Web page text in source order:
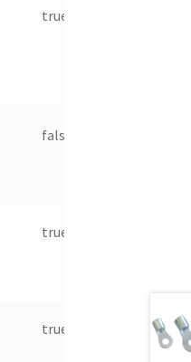
true
false
true
true